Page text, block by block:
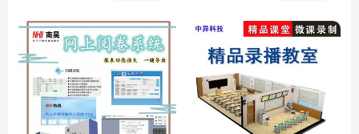
电子评卷系统
计算机阅卷系统